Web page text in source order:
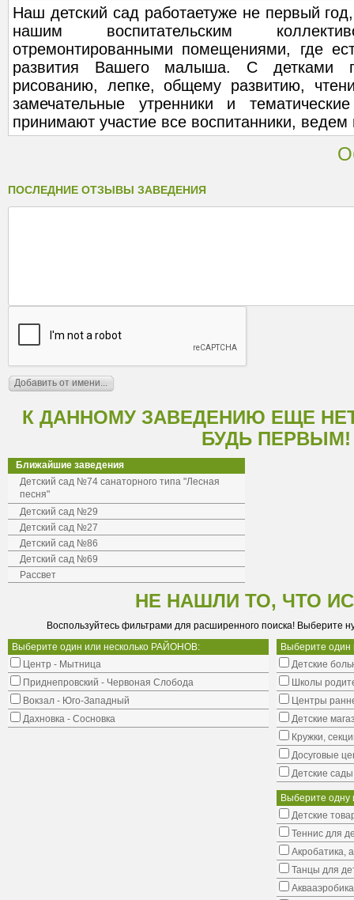
Наш детский сад работаетуже не первый
нашим воспитательским
отремонтированными помещениями, где
развития Вашего малыша. С детками
рисованию, лепке, общему развитию,
замечательные утренники и
принимают участие все воспитанники, ведем
ПОСЛЕДНИЕ ОТЗЫВЫ ЗАВЕДЕНИЯ
К ДАННОМУ ЗАВЕДЕНИЮ ЕЩЕ
БУДЬ ПЕРВЫМ!
Ближайшие заведения
Детский сад №74 санаторного типа "Лесная
песня"
Детский сад №29
Детский сад №27
Детский сад №86
Детский сад №69
Рассвет
НЕ НАШЛИ ТО, ЧТО
Воспользуйтесь фильтрами для расширенного поиска! Выберите
Выберите один или несколько РАЙОНОВ:
Центр - Мытница
Приднепровский - Червоная Слобода
Вокзал - Юго-Западный
Дахновка - Сосновка
Выберите
Детские
Школы
Центры
Детские
Кружки,
Досуговые
Детские сады
Выберите одну
Детские
Теннис для
Акробатика,
Танцы для